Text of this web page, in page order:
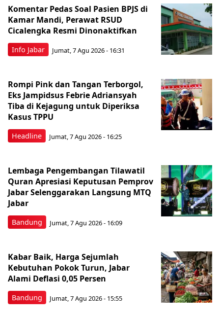
Info Jabar
Komentar Pedas Soal Pasien BPJS di
Kamar Mandi, Perawat RSUD
Cicalengka Resmi Dinonaktifkan
Jumat, 7 Agu 2026 - 16:31
Headline
Rompi Pink dan Tangan Terborgol,
Eks Jampidsus Febrie Adriansyah
Tiba di Kejagung untuk Diperiksa
Kasus TPPU
Jumat, 7 Agu 2026 - 16:25
Bandung
Lembaga Pengembangan Tilawatil
Quran Apresiasi Keputusan Pemprov
Jabar Selenggarakan Langsung MTQ
Jabar
Jumat, 7 Agu 2026 - 16:09
Bandung
Kabar Baik, Harga Sejumlah
Kebutuhan Pokok Turun, Jabar
Alami Deflasi 0,05 Persen
Jumat, 7 Agu 2026 - 15:55